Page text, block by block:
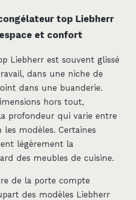
top Liebherr
et confort
Liebherr est souvent glissé
dans une niche de
dans une buanderie.
hors tout,
profondeur qui varie entre
modèles. Certaines
légèrement la
des meubles de cuisine.
de la porte compte
des modèles Liebherr